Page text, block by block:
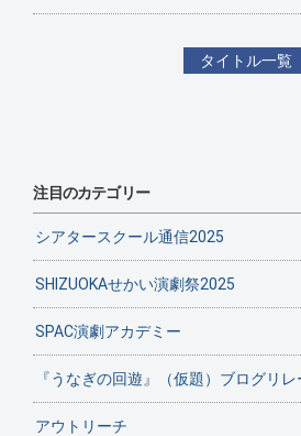
タイトル一覧
注目のカテゴリー
シアタースクール通信2025
SHIZUOKAせかい演劇祭2025
SPAC演劇アカデミー
『うなぎの回遊』（仮題）ブログリレ
アウトリーチ